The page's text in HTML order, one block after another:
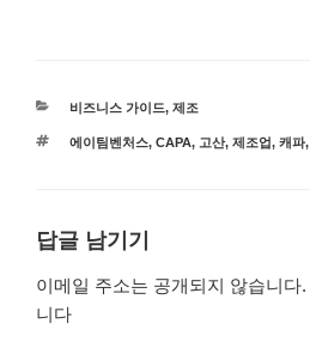
카
고
비즈니스 가이드, 제조
태
에이팀벤처스, CAPA, 고산, 제조업, 캐파,
답글 남기기
이메일 주소는 공개되지 않습니다.
니다